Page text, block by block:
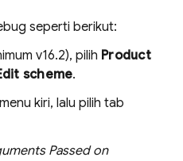
seperti berikut:
v16.2), pilih Product
scheme.
kiri, lalu pilih tab
Passed on